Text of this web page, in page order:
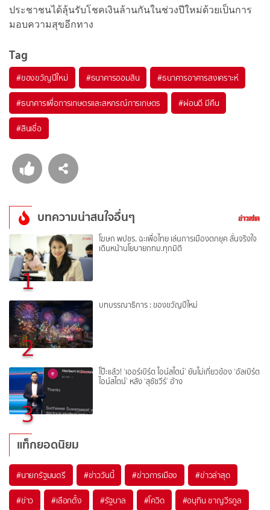
ประชาชนได้ลุ้นรับโชคเงินล้านกันในช่วงปีใหม่ด้วยเป็นการ
มอบความสุขอีกทาง
Tag
#ของขวัญปีใหม่ #ธนาคารออมสิน #ธนาคารอาคารสงเคราะห์
#ธนาคารเพื่อการเกษตรและสหกรณ์การเกษตร #ผ่อนดี มีคืน
#สินเชื่อ
บทความน่าสนใจอื่นๆ
1
โฆษก พปชร. ฉะเพื่อไทย เล่นการเมืองตกยุค ลั่นจริงใจ
เดินหน้านโยบายกทม.ทุกมิติ
2
บทบรรณาธิการ : ของขวัญปีใหม่
3
โป๊ะแล้ว! ‘เออร์เบิร์ต ไอน์สไตน์’ ยันไม่เกี่ยวข้อง ‘อัลเบิร์ต
ไอน์สไตน์’ หลัง ‘สุชัชวีร์’ อ้าง
แท็กยอดนิยม
#นายกรัฐมนตรี #ข่าววันนี้ #ข่าวการเมือง #ข่าวล่าสุด
#ข่าว #เลือกตั้ง #รัฐบาล #โควิด #อนุทิน ชาญวีรกูล